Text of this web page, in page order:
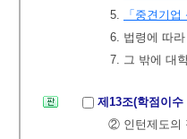
5.
「중견기
6. 법령에 따
7. 그 밖에 대
제13조(학점이
② 인턴제도의